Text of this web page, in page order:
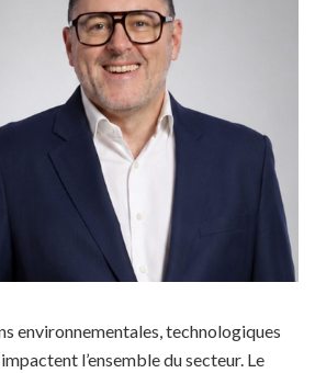
environnementales, technologiques
l’ensemble du secteur. Le